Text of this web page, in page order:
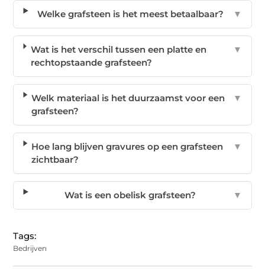
Welke grafsteen is het meest betaalbaar? ▼
Wat is het verschil tussen een platte en
rechtopstaande grafsteen?
▼
Welk materiaal is het duurzaamst voor een
grafsteen?
▼
Hoe lang blijven gravures op een grafsteen
zichtbaar?
▼
Wat is een obelisk grafsteen? ▼
Tags:
Bedrijven